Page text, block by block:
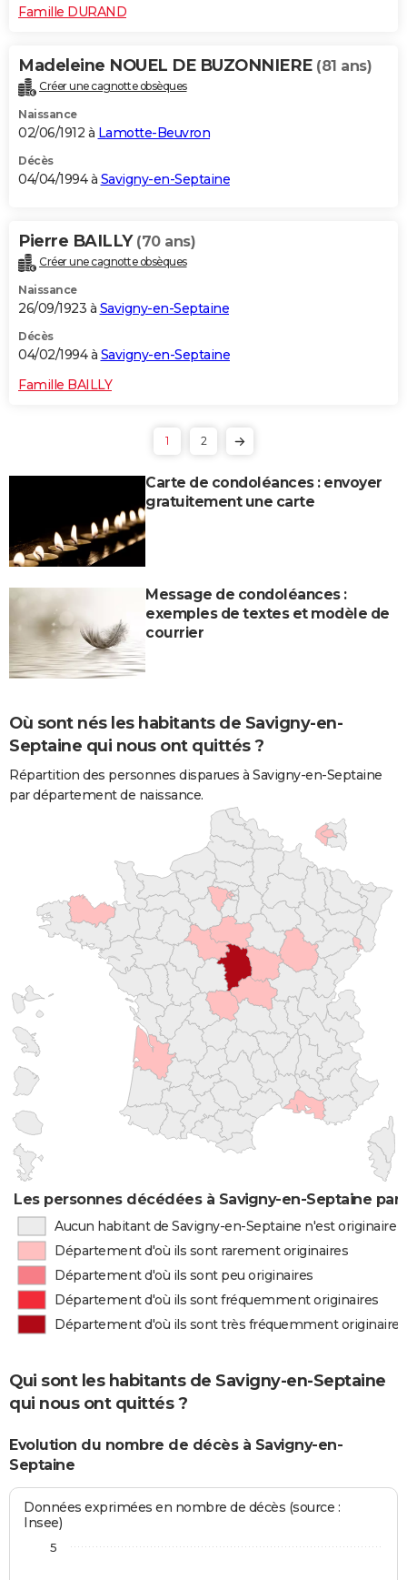
Famille DURAND
Madeleine NOUEL DE BUZONNIERE (81 ans)
Créer une cagnotte obsèques
Naissance
02/06/1912 à Lamotte-Beuvron
Décès
04/04/1994 à Savigny-en-Septaine
Pierre BAILLY (70 ans)
Créer une cagnotte obsèques
Naissance
26/09/1923 à Savigny-en-Septaine
Décès
04/02/1994 à Savigny-en-Septaine
Famille BAILLY
1 2
Carte de condoléances : envoyer
gratuitement une carte
Message de condoléances :
exemples de textes et modèle de
courrier
Où sont nés les habitants de Savigny-en-
Septaine qui nous ont quittés ?
Répartition des personnes disparues à Savigny-en-Septaine
par département de naissance.
Les personnes décédées à Savigny-en-Septaine par
Aucun habitant de Savigny-en-Septaine n'est originaire
Département d'où ils sont rarement originaires
Département d'où ils sont peu originaires
Département d'où ils sont fréquemment originaires
Département d'où ils sont très fréquemment originaires
Qui sont les habitants de Savigny-en-Septaine
qui nous ont quittés ?
Evolution du nombre de décès à Savigny-en-
Septaine
Données exprimées en nombre de décès (source :
Insee)
5